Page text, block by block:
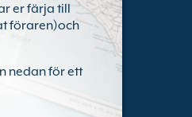
er färja till
föraren)och
nedan för ett